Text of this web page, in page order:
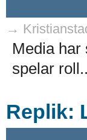
→
Media har
spelar
Replik: